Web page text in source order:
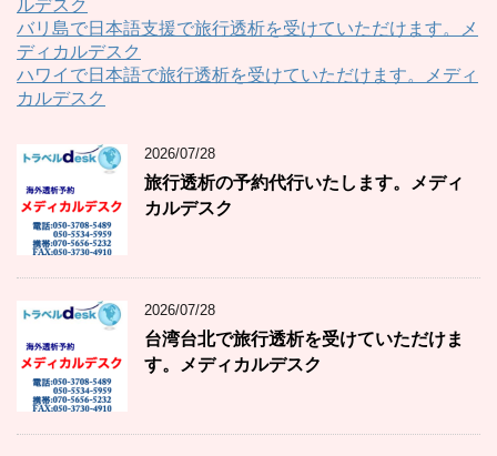
ルデスク
バリ島で日本語支援で旅行透析を受けていただけます。メ
ディカルデスク
ハワイで日本語で旅行透析を受けていただけます。メディ
カルデスク
2026/07/28
旅行透析の予約代行いたします。メディ
カルデスク
2026/07/28
台湾台北で旅行透析を受けていただけま
す。メディカルデスク